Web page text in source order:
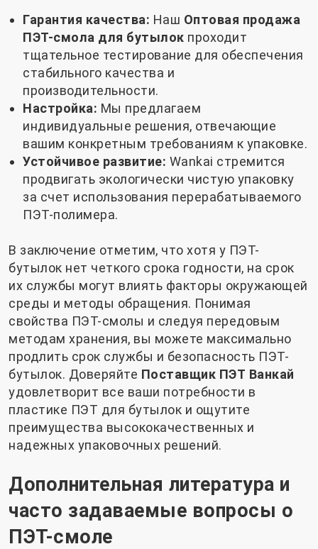
Гарантия качества: Наш Оптовая продажа
ПЭТ-смола для бутылок проходит
тщательное тестирование для обеспечения
стабильного качества и
производительности.
Настройка: Мы предлагаем
индивидуальные решения, отвечающие
вашим конкретным требованиям к упаковке.
Устойчивое развитие: Wankai стремится
продвигать экологически чистую упаковку
за счет использования перерабатываемого
ПЭТ-полимера.
В заключение отметим, что хотя у ПЭТ-
бутылок нет четкого срока годности, на срок
их службы могут влиять факторы окружающей
среды и методы обращения. Понимая
свойства ПЭТ-смолы и следуя передовым
методам хранения, вы можете максимально
продлить срок службы и безопасность ПЭТ-
бутылок. Доверяйте Поставщик ПЭТ Ванкай
удовлетворит все ваши потребности в
пластике ПЭТ для бутылок и ощутите
преимущества высококачественных и
надежных упаковочных решений.
Дополнительная литература и
часто задаваемые вопросы о
ПЭТ-смоле